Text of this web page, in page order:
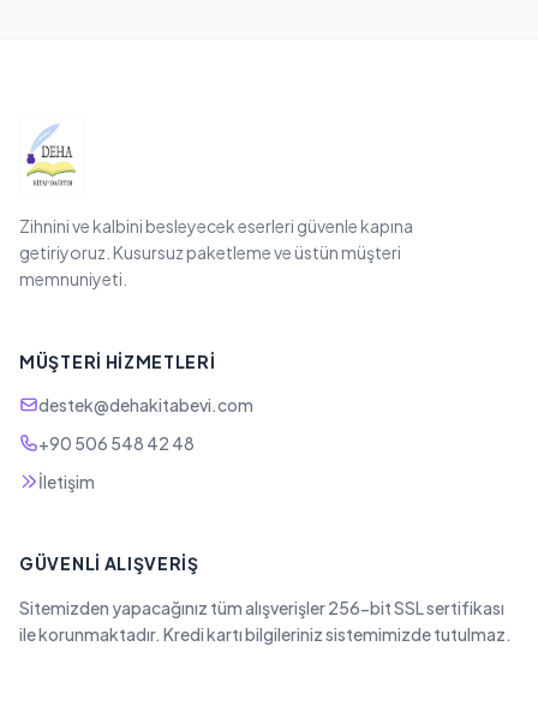
Zihnini ve kalbini besleyecek eserleri güvenle kapına
getiriyoruz. Kusursuz paketleme ve üstün müşteri
memnuniyeti.
MÜŞTERI HIZMETLERI
destek@dehakitabevi.com
+90 506 548 42 48
İletişim
GÜVENLI ALIŞVERIŞ
Sitemizden yapacağınız tüm alışverişler 256-bit SSL sertifikası
ile korunmaktadır. Kredi kartı bilgileriniz sistemimizde tutulmaz.